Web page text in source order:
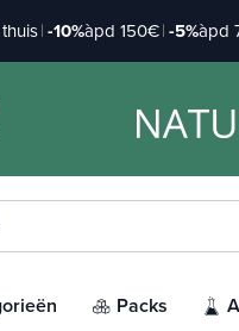
|-10%àpd 150€|-5%àpd
Packs